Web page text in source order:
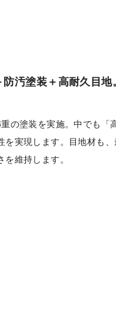
汚塗装＋高耐久目
の塗装を実施。中でも
を実現します。目地材も
維持します。